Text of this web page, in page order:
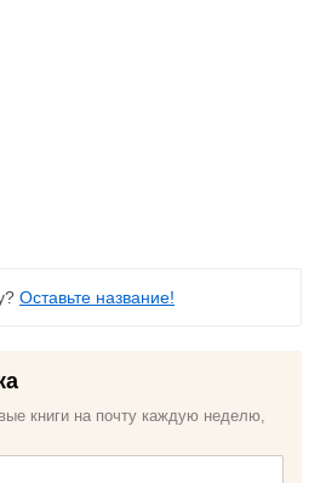
Оставьте название!
книги на почту каждую неделю,